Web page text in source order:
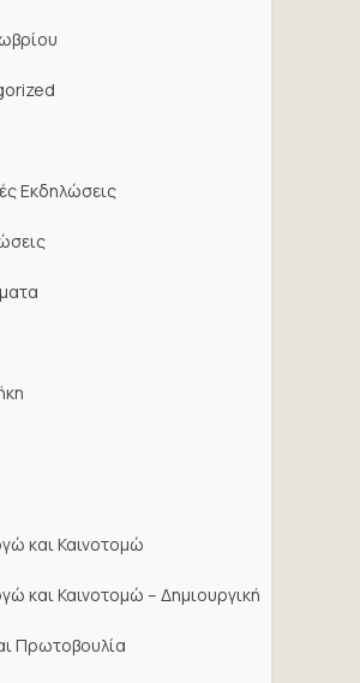
Εκδηλώσεις
και Καινοτομώ
και Καινοτομώ – Δημιουργική
Πρωτοβουλία